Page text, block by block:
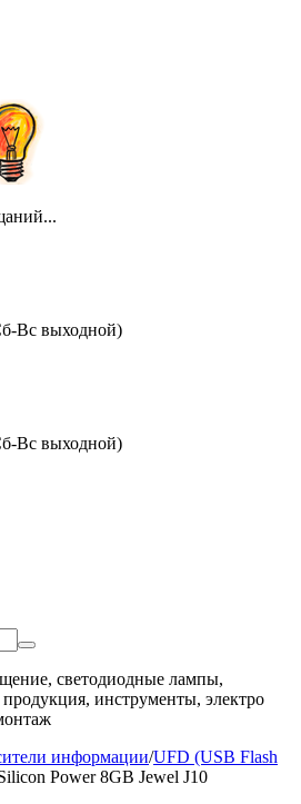
Вс выходной)
Вс выходной)
светодиодные лампы,
продукция, инструменты, электро
информации/UFD (USB Flash
Power 8GB Jewel J10